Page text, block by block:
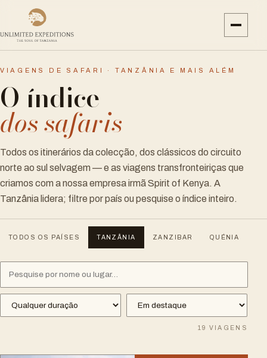
VIAGENS DE SAFARI · TANZÂNIA E MAIS ALÉM
O índice
dos safaris
Todos os itinerários da colecção, dos clássicos do circuito
norte ao sul selvagem — e as viagens transfronteiriças que
criamos com a nossa empresa irmã Spirit of Kenya. A
Tanzânia lidera; filtre por país ou pesquise o índice inteiro.
TODOS OS PAÍSES TANZÂNIA ZANZIBAR QUÉNIA
19 VIAGENS